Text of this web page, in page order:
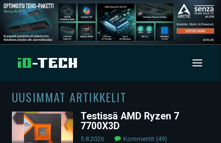
UUTISET
ARTIKKELIT
UUSIMMAT ARTIKKELIT
Testissä AMD Ryzen 7
7700X3D
5.8.2026 Kommentit (49)